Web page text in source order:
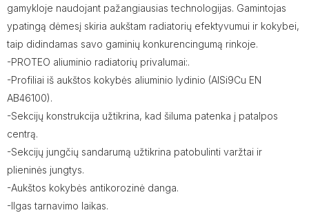
gamykloje naudojant pažangiausias technologijas. Gamintojas
ypatingą dėmesį skiria aukštam radiatorių efektyvumui ir kokybei,
taip didindamas savo gaminių konkurencingumą rinkoje.
-PROTEO aliuminio radiatorių privalumai:.
-Profiliai iš aukštos kokybės aliuminio lydinio (AISi9Cu EN
AB46100).
-Sekcijų konstrukcija užtikrina, kad šiluma patenka į patalpos
centrą.
-Sekcijų jungčių sandarumą užtikrina patobulinti varžtai ir
plieninės jungtys.
-Aukštos kokybės antikorozinė danga.
-Ilgas tarnavimo laikas.